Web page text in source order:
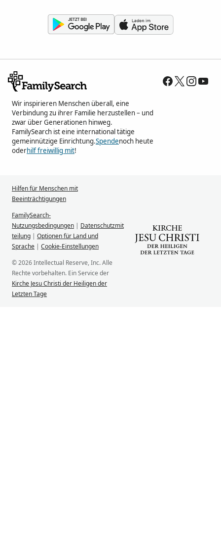
Wir inspirieren Menschen überall, eine
Verbindung zu ihrer Familie herzustellen – und
zwar über Generationen hinweg.
FamilySearch ist eine international tätige
gemeinnützige Einrichtung.Spendenoch heute
oderhilf freiwillig mit!
Hilfen für Menschen mit
Beeinträchtigungen
FamilySearch-
Nutzungsbedingungen | Datenschutzmit
teilung | Optionen für Land und
Sprache | Cookie-Einstellungen
© 2026 Intellectual Reserve, Inc. Alle
Rechte vorbehalten. Ein Service der
Kirche Jesu Christi der Heiligen der
Letzten Tage